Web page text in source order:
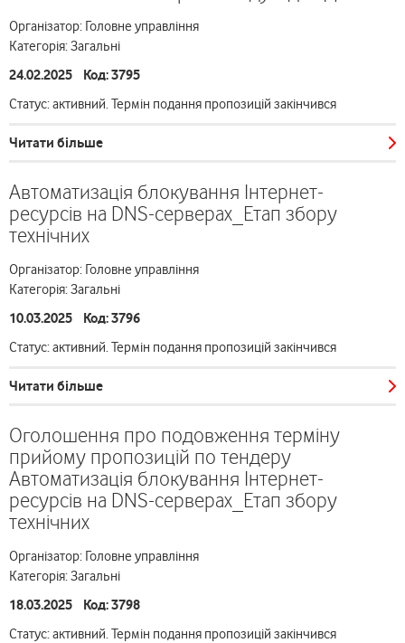
Організатор: Головне управління
Категорія: Загальні
24.02.2025 Код: 3795
Статус: активний. Термін подання пропозицій закінчився
Читати більше
Автоматизація блокування Інтернет-
ресурсів на DNS-серверах_Етап збору
технічних
Організатор: Головне управління
Категорія: Загальні
10.03.2025 Код: 3796
Статус: активний. Термін подання пропозицій закінчився
Читати більше
Оголошення про подовження терміну
прийому пропозицій по тендеру
Автоматизація блокування Інтернет-
ресурсів на DNS-серверах_Етап збору
технічних
Організатор: Головне управління
Категорія: Загальні
18.03.2025 Код: 3798
Статус: активний. Термін подання пропозицій закінчився